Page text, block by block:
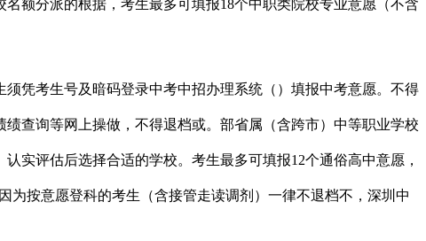
额分派的根据，考生最多可填报18个中职类院校专业意愿（不含
凭考生号及暗码登录中考中招办理系统（）填报中考意愿。不得
查询等网上操做，不得退档或。部省属（含跨市）中等职业学校
实评估后选择合适的学校。考生最多可填报12个通俗高中意愿，
为按意愿登科的考生（含接管走读调剂）一律不退档不，深圳中